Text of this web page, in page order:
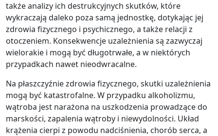
także analizy ich destrukcyjnych skutków, które
wykraczają daleko poza samą jednostkę, dotykając jej
zdrowia fizycznego i psychicznego, a także relacji z
otoczeniem. Konsekwencje uzależnienia są zazwyczaj
wielorakie i mogą być długotrwałe, a w niektórych
przypadkach nawet nieodwracalne.
Na płaszczyźnie zdrowia fizycznego, skutki uzależnienia
mogą być katastrofalne. W przypadku alkoholizmu,
wątroba jest narażona na uszkodzenia prowadzące do
marskości, zapalenia wątroby i niewydolności. Układ
krążenia cierpi z powodu nadciśnienia, chorób serca, a